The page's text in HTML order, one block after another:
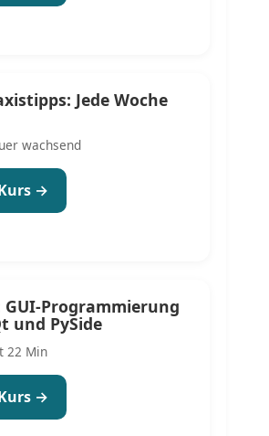
Jede Woche
wachsend
→
GUI-Programmierung
und PySide
22 Min
→